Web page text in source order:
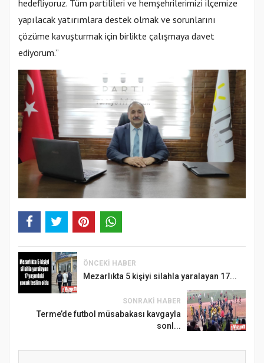
hedefliyoruz. Tüm partilileri ve hemşehrilerimizi ilçemize
yapılacak yatırımlara destek olmak ve sorunlarını
çözüme kavuşturmak için birlikte çalışmaya davet
ediyorum.”
ÖNCEKI HABER
Mezarlıkta 5 kişiyi silahla yaralayan 17...
SONRAKI HABER
Terme’de futbol müsabakası kavgayla
sonl...